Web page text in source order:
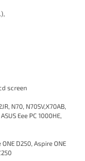
screen
N70, N70SV,X70AB,
Eee PC 1000HE,
D250, Aspire ONE